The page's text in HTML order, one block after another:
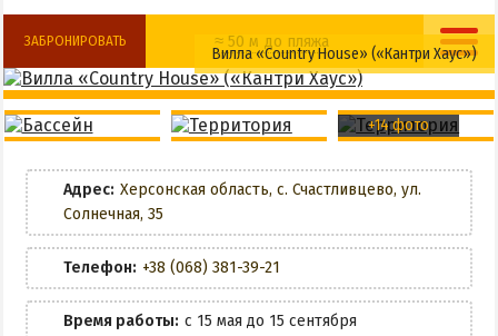
Веб-камеры Стрелкового
Карта Стрелкового
ВАЛОК
ЧАСТНЫЙ СЕКТОР
Жилье в частном секторе
ОТДЫХ С ПАЛАТКОЙ
ПЕРВАЯ ЛИНИЯ
ЗАБРОНИРОВАТЬ ≈ 50 м до пляжа
Бассейн
Детская площадка
Общая кухня
Кухня в номере
Wi-Fi
Беседки
Мангальная зона
Вилла «Country House» («Кантри Хаус»)
+14 фото
Адрес: Херсонская область, с. Счастливцево, ул.
Солнечная, 35
Телефон: +38 (068) 381-39-21
Время работы: с 15 мая до 15 сентября